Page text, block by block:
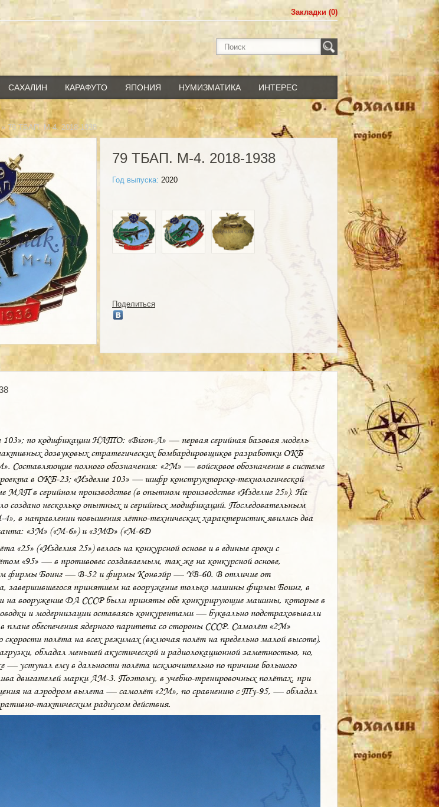
Закладки (0)
САХАЛИН КАРАФУТО ЯПОНИЯ НУМИЗМАТИКА ИНТЕРЕС
79 ТБАП. М-4. 2018-1938
79 ТБАП. М-4. 2018-1938
Год выпуска: 2020
Поделиться
по кодификации НАТО: «Bison-А» — первая серийная базовая модель
дозвуковых стратегических бомбардировщиков разработки ОКБ
полного обозначения: «2М» — войсковое обозначение в системе
в ОКБ-23; «Изделие 103» — шифр конструкторско-технологической
МАП в серийном производстве (в опытном производстве «Изделие 25»). На
создано несколько опытных и серийных модификаций. Последовательным
в направлении повышения лётно-технических характеристик явились два
«3М» («М-6») и «3МД» («М-6Д
«25» («Изделия 25») велось на конкурсной основе и в единые сроки с
«95» — в противовес создаваемым, так же на конкурсной основе,
фирмы Боинг — B-52 и фирмы Конвэйр — YB-60. В отличие от
завершившегося принятием на вооружение только машины фирмы Боинг, в
и на вооружение ДА СССР были приняты обе конкурирующие машины, которые в
и модернизации оставаясь конкурентами — буквально подстраховывали
в плане обеспечения ядерного паритета со стороны СССР. Самолёт «2М»
скорости полёта на всех режимах (включая полёт на предельно малой высоте),
обладал меньшей акустической и радиолокационной заметностью, но,
— уступал ему в дальности полёта исключительно по причине большого
двигателей марки АМ-3. Поэтому, в учебно-тренировочных полётах, при
на аэродром вылета — самолёт «2М», по сравнению с Ту-95, — обладал
тактическим радиусом действия.